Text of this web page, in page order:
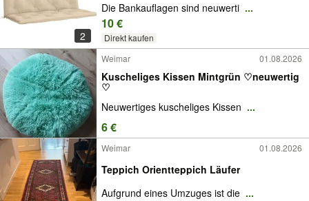
2
Die Bankauflagen sind neuwerti ...
10 €
Direkt kaufen
Weimar
01.08.2026
Kuscheliges Kissen Mintgrün ♡neuwertig
♡
Neuwertiges kuscheliges Kissen ...
6 €
Weimar 01.08.2026
Teppich Orientteppich Läufer
Aufgrund eines Umzuges ist die ...